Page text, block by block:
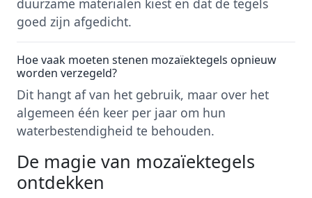
duurzame materialen kiest en dat de tegels
goed zijn afgedicht.
Hoe vaak moeten stenen mozaïektegels opnieuw
worden verzegeld?
Dit hangt af van het gebruik, maar over het
algemeen één keer per jaar om hun
waterbestendigheid te behouden.
De magie van mozaïektegels
ontdekken